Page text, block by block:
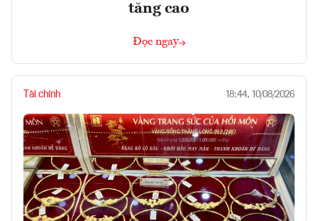
tăng cao
Đọc ngay
Tài chính 18:44, 10/08/2026